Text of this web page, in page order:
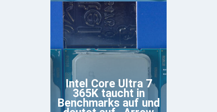
Intel Core Ultra 7
365K taucht in
Benchmarks auf und